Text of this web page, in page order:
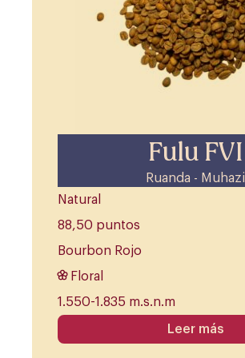
Fulu FVI
Ruanda - Muhazi
Natural
88,50 puntos
Bourbon Rojo
Floral
1.550-1.835 m.s.n.m
Leer más